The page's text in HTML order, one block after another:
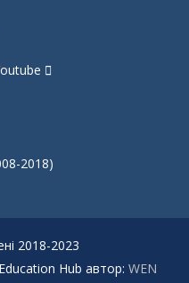
2018)
2018-2023
Education Hub автор: WEN